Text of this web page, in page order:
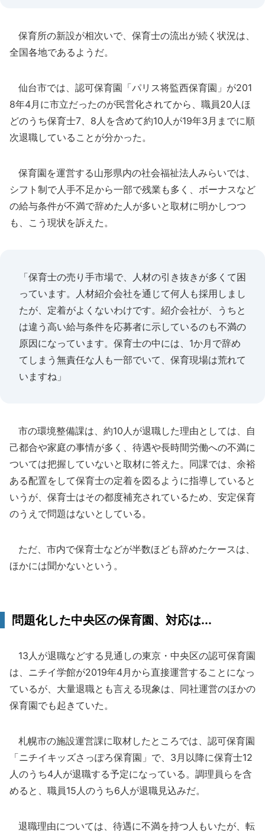
保育所の新設が相次いで、保育士の流出が続く状況は、
全国各地であるようだ。
仙台市では、認可保育園「パリス将監西保育園」が201
8年4月に市立だったのが民営化されてから、職員20人ほ
どのうち保育士7、8人を含めて約10人が19年3月までに順
次退職していることが分かった。
保育園を運営する山形県内の社会福祉法人みらいでは、
シフト制で人手不足から一部で残業も多く、ボーナスなど
の給与条件が不満で辞めた人が多いと取材に明かしつつ
も、こう現状を訴えた。
「保育士の売り手市場で、人材の引き抜きが多くて困
っています。人材紹介会社を通じて何人も採用しまし
たが、定着がよくないわけです。紹介会社が、うちと
は違う高い給与条件を応募者に示しているのも不満の
原因になっています。保育士の中には、1か月で辞め
てしまう無責任な人も一部でいて、保育現場は荒れて
いますね」
市の環境整備課は、約10人が退職した理由としては、自
己都合や家庭の事情が多く、待遇や長時間労働への不満に
ついては把握していないと取材に答えた。同課では、余裕
ある配置をして保育士の定着を図るように指導していると
いうが、保育士はその都度補充されているため、安定保育
のうえで問題はないとしている。
ただ、市内で保育士などが半数ほども辞めたケースは、
ほかには聞かないという。
問題化した中央区の保育園、対応は...
13人が退職などする見通しの東京・中央区の認可保育園
は、ニチイ学館が2019年4月から直接運営することになっ
ているが、大量退職とも言える現象は、同社運営のほかの
保育園でも起きていた。
札幌市の施設運営課に取材したところでは、認可保育園
「ニチイキッズさっぽろ保育園」で、3月以降に保育士12
人のうち4人が退職する予定になっている。調理員らを含
めると、職員15人のうち6人が退職見込みだ。
退職理由については、待遇に不満を持つ人もいたが、転